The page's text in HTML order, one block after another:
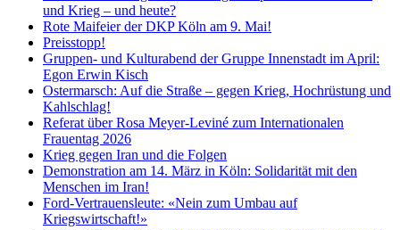
und Krieg – und heute?
Rote Maifeier der DKP Köln am 9. Mai!
Preisstopp!
Gruppen- und Kulturabend der Gruppe Innenstadt im April:
Egon Erwin Kisch
Ostermarsch: Auf die Straße – gegen Krieg, Hochrüstung und
Kahlschlag!
Referat über Rosa Meyer-Leviné zum Internationalen
Frauentag 2026
Krieg gegen Iran und die Folgen
Demonstration am 14. März in Köln: Solidarität mit den
Menschen im Iran!
Ford-Vertrauensleute: «Nein zum Umbau auf
Kriegswirtschaft!»